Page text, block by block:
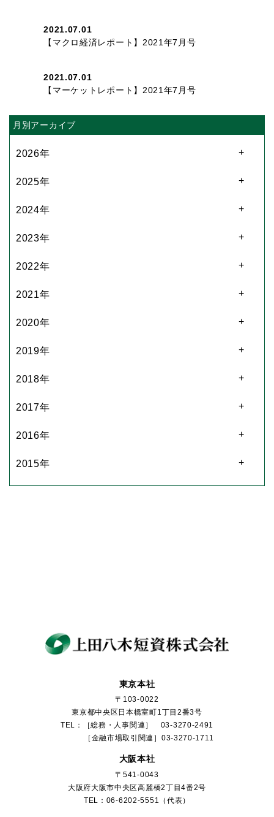
2021.07.01
【マクロ経済レポート】2021年7月号
2021.07.01
【マーケットレポート】2021年7月号
月別アーカイブ
2026年
2025年
2024年
2023年
2022年
2021年
2020年
2019年
2018年
2017年
2016年
2015年
東京本社
〒103-0022
東京都中央区日本橋室町1丁目2番3号
TEL：［総務・人事関連］ 03-3270-2491
［金融市場取引関連］03-3270-1711
大阪本社
〒541-0043
大阪府大阪市中央区高麗橋2丁目4番2号
TEL：06-6202-5551（代表）